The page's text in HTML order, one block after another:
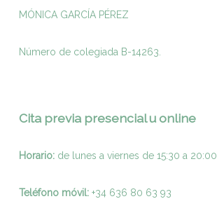
MÓNICA GARCÍA PÉREZ
Número de colegiada B-14263.
Cita previa presencial u online
Horario:de lunes a viernes de 15:30 a 20:00.
Teléfono móvil: +34 636 80 63 93